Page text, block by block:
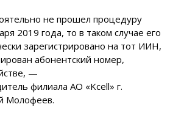
не прошел процедуру
2019 года, то в таком случае его
зарегистрировано на тот ИИН,
абонентский номер,
—
филиала АО «Kcell» г.
Молофеев.